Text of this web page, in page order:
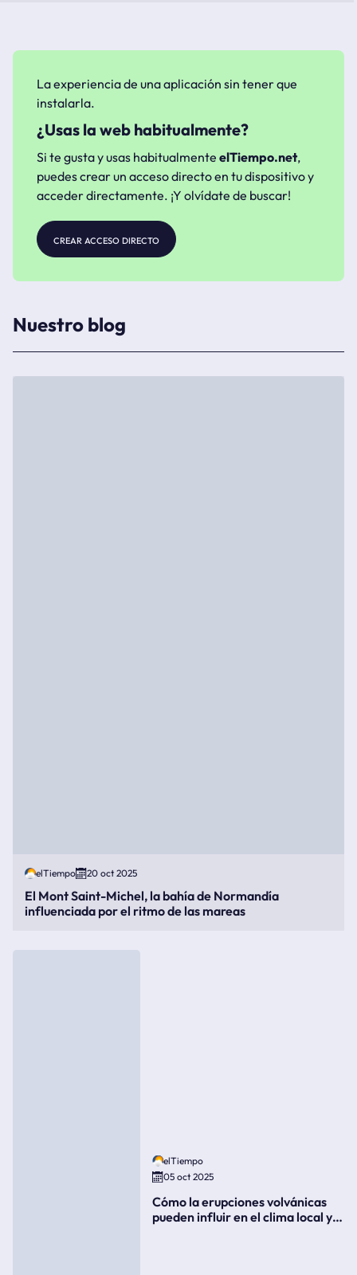
La experiencia de una aplicación sin tener que
instalarla.
¿Usas la web habitualmente?
Si te gusta y usas habitualmente elTiempo.net,
puedes crear un acceso directo en tu dispositivo y
acceder directamente. ¡Y olvídate de buscar!
crear acceso directo
Nuestro blog
elTiempo 20 oct 2025
El Mont Saint-Michel, la bahía de Normandía
influenciada por el ritmo de las mareas
elTiempo
05 oct 2025
Cómo la erupciones volvánicas
pueden influir en el clima local y